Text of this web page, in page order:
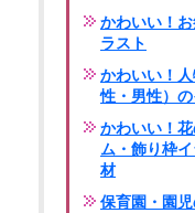
かわいい！
ラスト
かわいい！
性・男性）
かわいい！
ム・飾り枠
材
保育園・園